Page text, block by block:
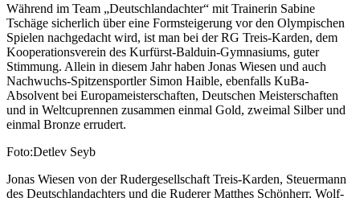
Während im Team „Deutschlandachter“ mit Trainerin Sabine
Tschäge sicherlich über eine Formsteigerung vor den Olympischen
Spielen nachgedacht wird, ist man bei der RG Treis-Karden, dem
Kooperationsverein des Kurfürst-Balduin-Gymnasiums, guter
Stimmung. Allein in diesem Jahr haben Jonas Wiesen und auch
Nachwuchs-Spitzensportler Simon Haible, ebenfalls KuBa-
Absolvent bei Europameisterschaften, Deutschen Meisterschaften
und in Weltcuprennen zusammen einmal Gold, zweimal Silber und
einmal Bronze errudert.
Foto:Detlev Seyb
Jonas Wiesen von der Rudergesellschaft Treis-Karden, Steuermann
des Deutschlandachters und die Ruderer Matthes Schönherr, Wolf-